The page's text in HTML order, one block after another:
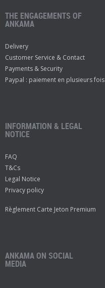
THE ENGAGEMENTS OF
ANKAMA
Delivery
Customer Service & Contact
Payments & Security
Paypal : paiement en plusieurs fois
INFORMATION & LEGAL
NOTICE
FAQ
T&Cs
Legal Notice
Privacy policy
Règlement Carte Jeton Premium
ANKAMA ON SOCIAL
MEDIA